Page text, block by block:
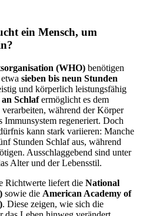
ein Mensch, um
(WHO) benötigen
sieben bis neun Stunden
und körperlich leistungsfähig
Schlafermöglicht es dem
während der Körper
Immunsystem regeneriert. Doch
kann stark variieren: Manche
Stunden Schlaf aus, während
Ausschlaggebend sind unter
Alter und der Lebensstil.
Richtwerte liefert die National
sowie die American Academy of
. Diese zeigen, wie sich die